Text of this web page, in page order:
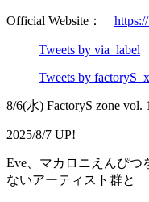
Official Website：
Tweets by via_label
Tweets by factoryS_x
8/6(水) FactoryS zone
2025/8/7 UP!
Eve、マカロニえんぴ
ないアーティスト群と